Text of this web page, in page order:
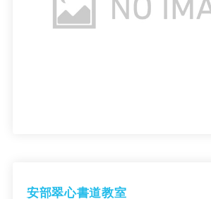
安部翠心書道教室